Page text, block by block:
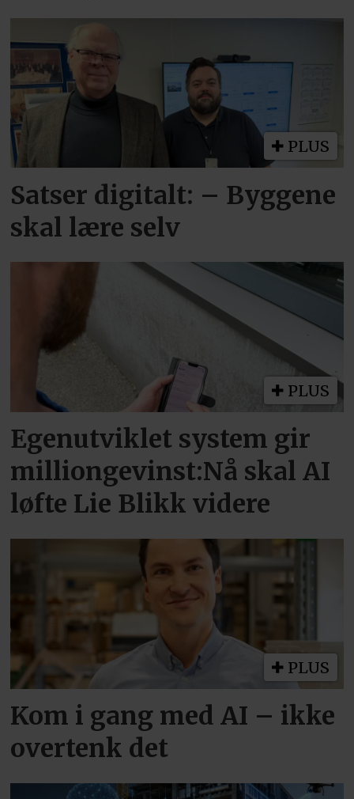
PLUS
Satser digitalt: – Byggene
skal lære selv
PLUS
Egenutviklet system gir
milliongevinst:Nå skal AI
løfte Lie Blikk videre
PLUS
Kom i gang med AI – ikke
overtenk det